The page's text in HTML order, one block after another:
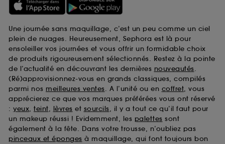
Une journée sans maquillage, c’est un peu comme un ciel
plein de nuages. Heureusement, Sephora est là pour
ensoleiller vos journées et vous offrir un formidable choix
de produits rigoureusement sélectionnés. Restez à la pointe
de l’actualité en découvrant les dernières nouveautés.
(Ré)approvisionnez-vous en grands classiques, compilés
parmi nos meilleures ventes. A l’unité ou en coffret, vous
apprécierez ce que vos marques préférées vous ont réservé
: yeux, teint, lèvres et sourcils, il y a tout ce qu’il faut pour
un makeup réussi ! Evidemment, les palettes sont
également à la fête. Dans votre trousse, n’oubliez pas
pinceaux et éponges à maquillage, qui font toujours bon